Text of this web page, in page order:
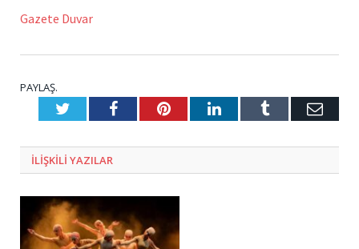
Gazete Duvar
PAYLAŞ.
TwitterFacebookPinterestLinkedInTumblr E-
ILIŞKILI YAZILAR